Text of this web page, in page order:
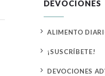
DEVOCIONES
5 ALIMENTO
5 ¡SUSCRÍBETE!
5 DEVOCIONES